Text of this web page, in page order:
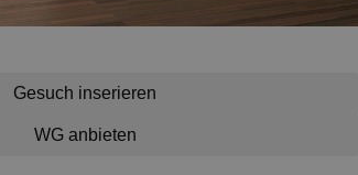
Gesuch inserieren
WG anbieten